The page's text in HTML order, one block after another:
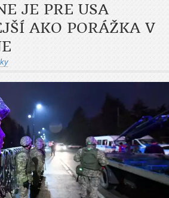
JE PRE USA
AKO PORÁŽKA V